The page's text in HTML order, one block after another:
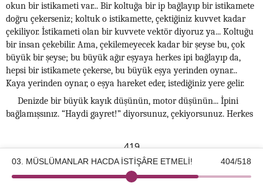
03. MÜSLÜMANLAR HACDA İSTİŞÂRE ETMELİ! 404/518
okun bir istikameti var... Bir koltuğa bir ip bağlayıp bir istikamete
doğru çekerseniz; koltuk o istikamette, çektiğiniz kuvvet kadar
çekiliyor. İstikameti olan bir kuvvete vektör diyoruz ya... Koltuğu
bir insan çekebilir. Ama, çekilemeyecek kadar bir şeyse bu, çok
büyük bir şeyse; bu büyük ağır eşyaya herkes ipi bağlayıp da,
hepsi bir istikamete çekerse, bu büyük eşya yerinden oynar...
Kaya yerinden oynar, o eşya hareket eder, istediğiniz yere gelir.
Denizde bir büyük kayık düşünün, motor düşünün... İpini
bağlamışsınız. “Haydi gayret!” diyorsunuz, çekiyorsunuz. Herkes
419
©2026 Kotku Enstitüsü v2.8.3